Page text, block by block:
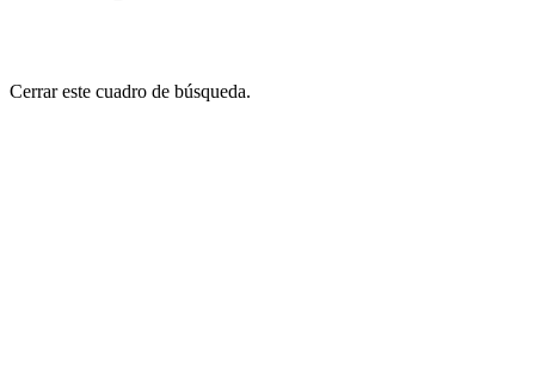
Cerrar este cuadro de búsqueda.